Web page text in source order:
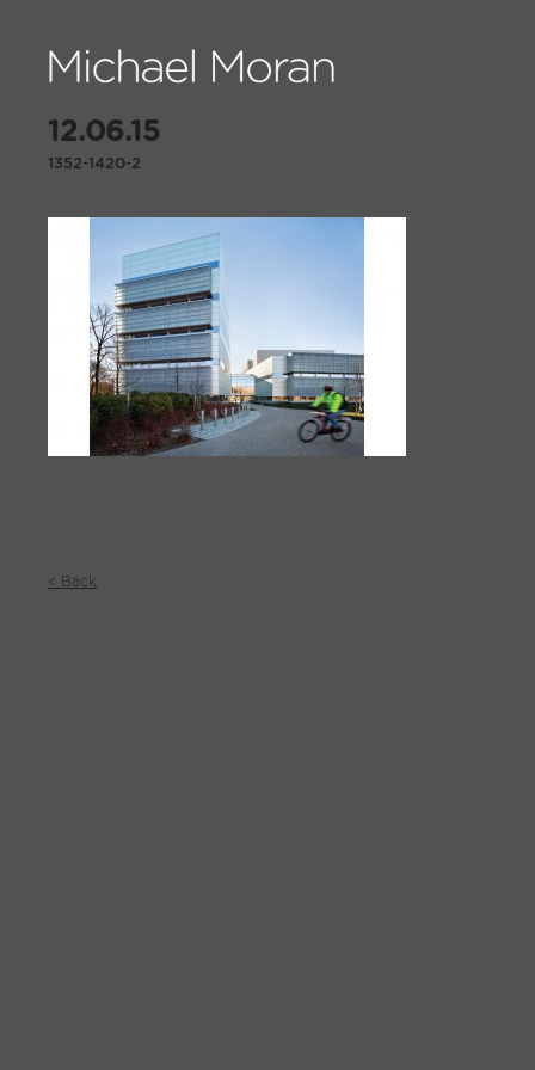
12.06.15
1352-1420-2
< Back